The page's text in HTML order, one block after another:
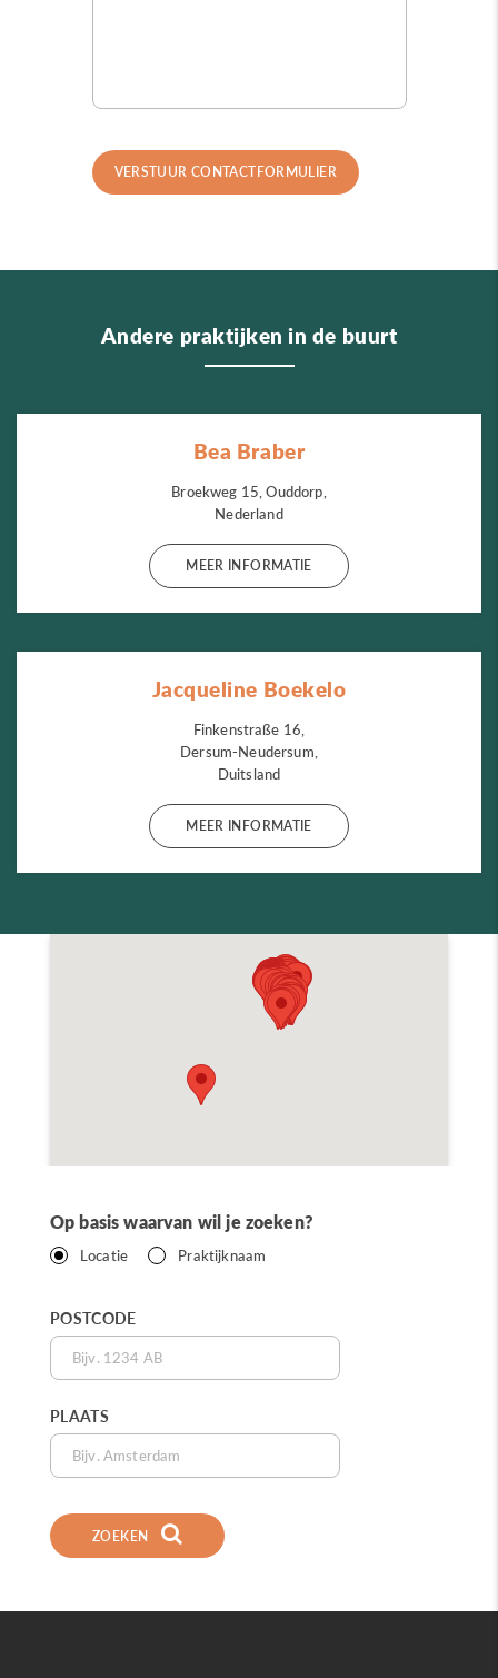
Andere praktijken in de buurt
Bea Braber
Broekweg 15, Ouddorp,
Nederland
MEER INFORMATIE
Jacqueline Boekelo
Finkenstraße 16,
Dersum-Neudersum,
Duitsland
MEER INFORMATIE
Op basis waarvan wil je zoeken?
Locatie Praktijknaam
POSTCODE
PLAATS
ZOEKEN